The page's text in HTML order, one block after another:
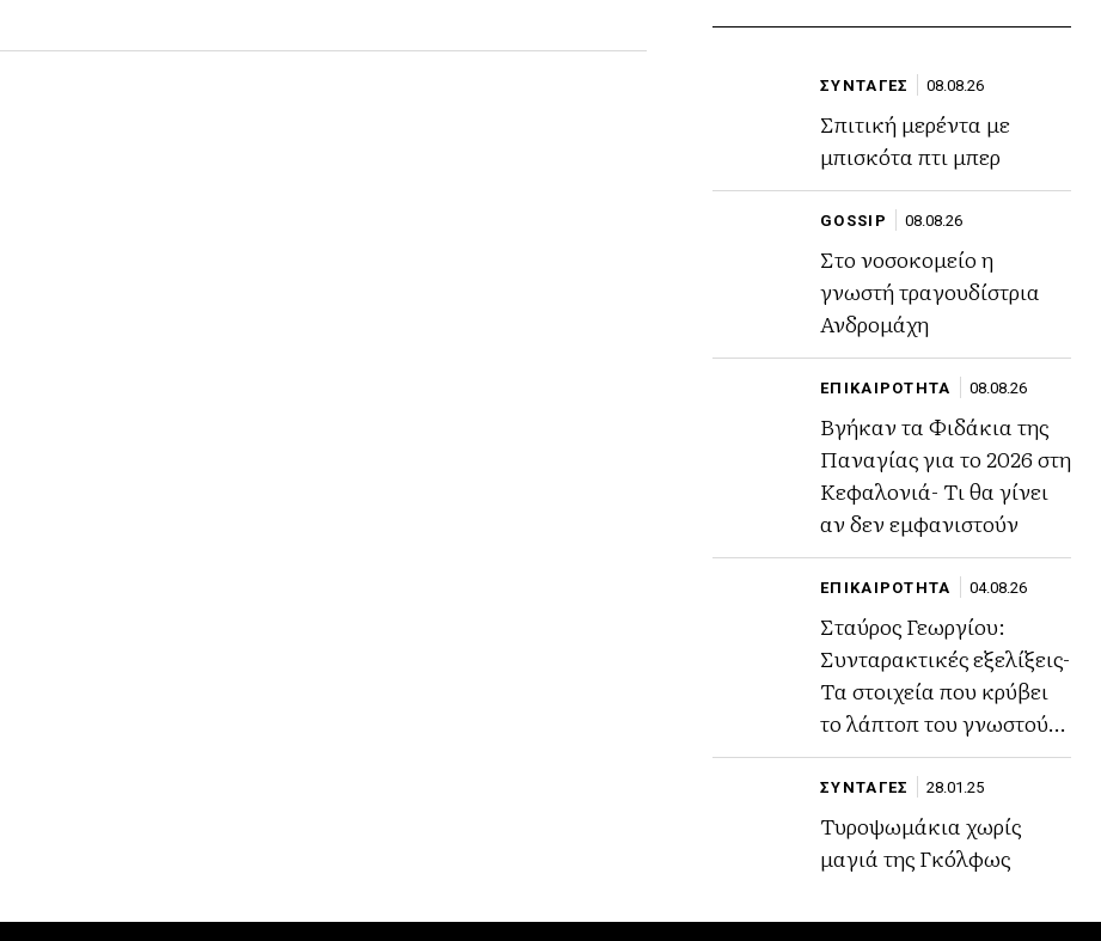
ΣΥΝΤΑΓΕΣ 08.08.26
Σπιτική μερέντα με
μπισκότα πτι μπερ
GOSSIP 08.08.26
Στο νοσοκομείο η
γνωστή τραγουδίστρια
Ανδρομάχη
ΕΠΙΚΑΙΡΟΤΗΤΑ 08.08.26
Βγήκαν τα Φιδάκια της
Παναγίας για το 2026 στη
Κεφαλονιά- Τι θα γίνει
αν δεν εμφανιστούν
ΕΠΙΚΑΙΡΟΤΗΤΑ 04.08.26
Σταύρος Γεωργίου:
Συνταρακτικές εξελίξεις-
Τα στοιχεία που κρύβει
το λάπτοπ του γνωστού
ποινικολόγου
ΣΥΝΤΑΓΕΣ 28.01.25
Τυροψωμάκια χωρίς
μαγιά της Γκόλφως